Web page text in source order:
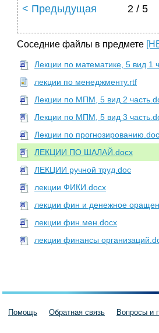
< Предыдущая 2 / 5
Соседние файлы в предмете
Лекции по математике, 5 вид 1
лекции по менеджменту.rtf
Лекции по МПМ, 5 вид 2
Лекции по МПМ, 5 вид 3
Лекции по прогнозированию.doc
ЛЕКЦИИ ПО ШАЛАЙ.docx
ЛЕКЦИИ ручной труд.doc
лекции ФИКИ.docx
лекции фин и денежное
лекции фин.мен.docx
лекции финансы
Помощь Обратная связь Вопросы и